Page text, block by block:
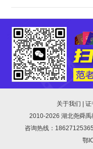
关于我们 证
2010-2026 湖北尧舜
咨询热线： 18627125365
鄂